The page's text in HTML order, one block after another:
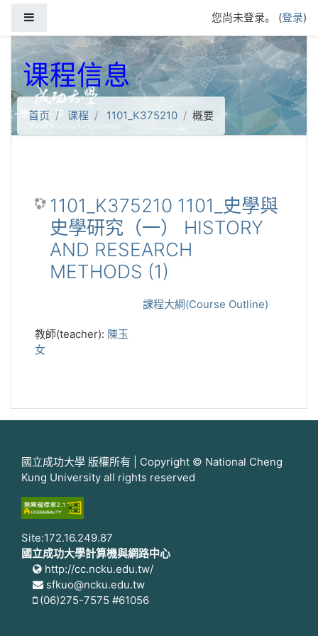
您尚未登录。 (登录)
课程信息
首页 课程 1101_K375210 概要
1101_K375210 1101_史學與
史學研究（一） HISTORY
AND RESEARCH
METHODS (1)
課程大綱(Course Outline)
教師(teacher): 陳玉
女
國立成功大學 版權所有 | Copyright © National Cheng
Kung University all rights reserved
Site:172.16.249.87
國立成功大學計算機與網路中心
http://cc.ncku.edu.tw/
sfkuo@ncku.edu.tw
(06)275-7575 #61056